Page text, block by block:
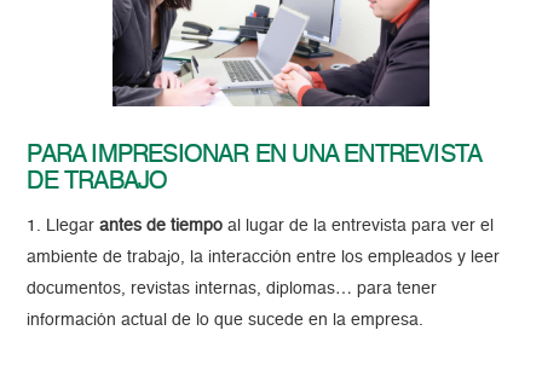
PARA IMPRESIONAR EN UNA ENTREVISTA
DE TRABAJO
1. Llegarantes de tiempo al lugar de la entrevista para ver el
ambiente de trabajo, la interacción entre los empleados y leer
documentos, revistas internas, diplomas… para tener
información actual de lo que sucede en la empresa.